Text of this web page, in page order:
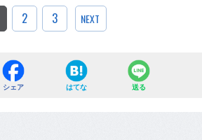
2 3 NEXT
シェア はてな 送る